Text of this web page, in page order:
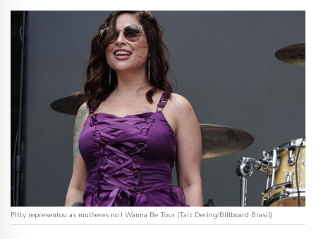
Pitty representou as mulheres no I Wanna Be Tour (Taiz Dering/Billboard Brasil)